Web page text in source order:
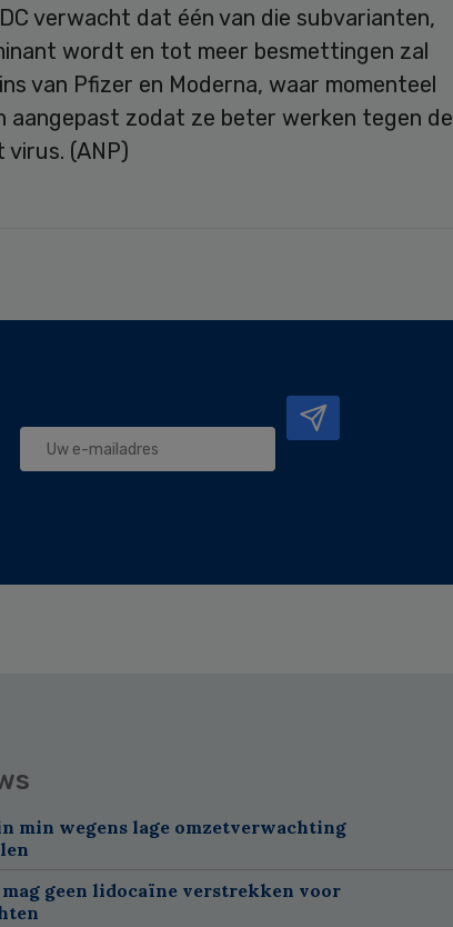
verwacht dat één van die subvarianten,
wordt en tot meer besmettingen zal
van Pfizer en Moderna, waar momenteel
aangepast zodat ze beter werken tegen de
(ANP)
min wegens lage omzetverwachting
geen lidocaïne verstrekken voor